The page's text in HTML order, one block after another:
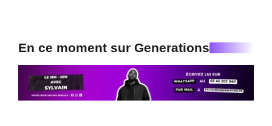
En ce moment sur Generations